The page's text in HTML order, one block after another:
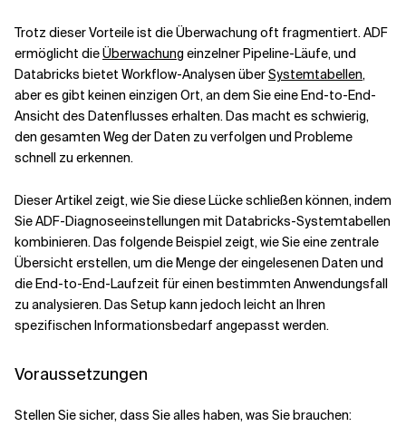
Trotz dieser Vorteile ist die Überwachung oft fragmentiert. ADF
ermöglicht dieÜberwachung einzelner Pipeline-Läufe, und
Databricks bietet Workflow-Analysen überSystemtabellen,
aber es gibt keinen einzigen Ort, an dem Sie eine End-to-End-
Ansicht des Datenflusses erhalten. Das macht es schwierig,
den gesamten Weg der Daten zu verfolgen und Probleme
schnell zu erkennen.
Dieser Artikel zeigt, wie Sie diese Lücke schließen können, indem
Sie ADF-Diagnoseeinstellungen mit Databricks-Systemtabellen
kombinieren. Das folgende Beispiel zeigt, wie Sie eine zentrale
Übersicht erstellen, um die Menge der eingelesenen Daten und
die End-to-End-Laufzeit für einen bestimmten Anwendungsfall
zu analysieren. Das Setup kann jedoch leicht an Ihren
spezifischen Informationsbedarf angepasst werden.
Voraussetzungen
Stellen Sie sicher, dass Sie alles haben, was Sie brauchen: